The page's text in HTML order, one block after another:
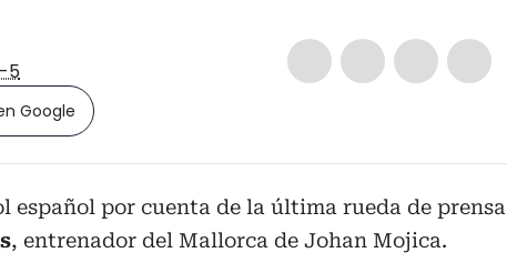
5
Google
español por cuenta de la última rueda de prensa
, entrenador del Mallorca de Johan Mojica.